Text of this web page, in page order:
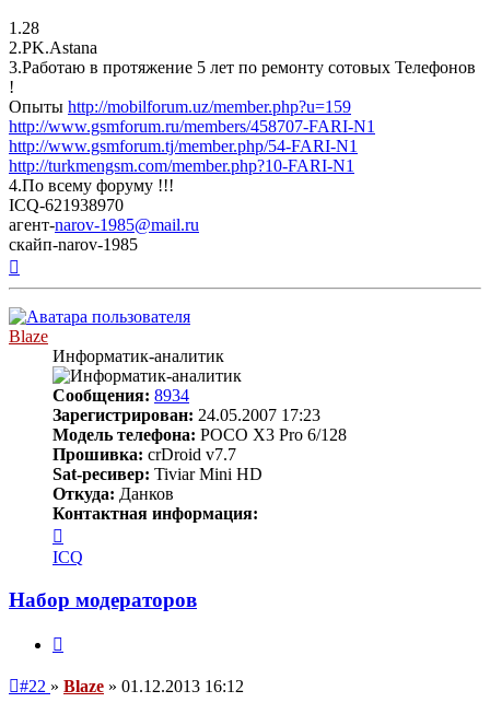
1.28
2.PK.Astana
3.Работаю в протяжение 5 лет по ремонту сотовых Телефонов
!
Опыты http://mobilforum.uz/member.php?u=159
http://www.gsmforum.ru/members/458707-FARI-N1
http://www.gsmforum.tj/member.php/54-FARI-N1
http://turkmengsm.com/member.php?10-FARI-N1
4.По всему форуму !!!
ICQ-621938970
агент-narov-1985@mail.ru
скайп-narov-1985
Blaze
Информатик-аналитик
Сообщения: 8934
Зарегистрирован: 24.05.2007 17:23
Модель телефона: POCO X3 Pro 6/128
Прошивка: crDroid v7.7
Sat-ресивер: Tiviar Mini HD
Откуда: Данков
Контактная информация:
информация
пользователя
ICQ
Набор модераторов
Непрочитанное
#22 » Blaze » 01.12.2013 16:12